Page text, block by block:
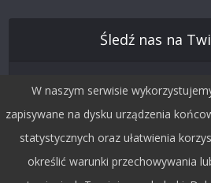
Śledź nas na
W naszym serwisie
zapisywane na dysku urządzenia
statystycznych oraz ułatwienia
określić warunki przechowywania